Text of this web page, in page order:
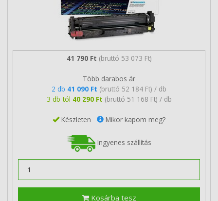
41 790 Ft (bruttó 53 073 Ft)
Több darabos ár
2 db 41 090 Ft (bruttó 52 184 Ft) / db
3 db-tól 40 290 Ft (bruttó 51 168 Ft) / db
Készleten Mikor kapom meg?
Ingyenes szállítás
Kosárba tesz